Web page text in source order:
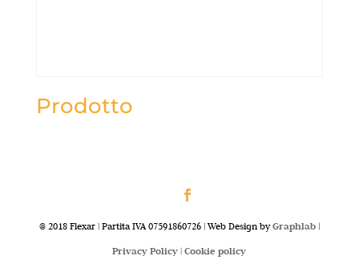
Prodotto
@ 2018 Flexar | Partita IVA 07591860726 | Web Design byGraphlab|
Privacy Policy |Cookie policy